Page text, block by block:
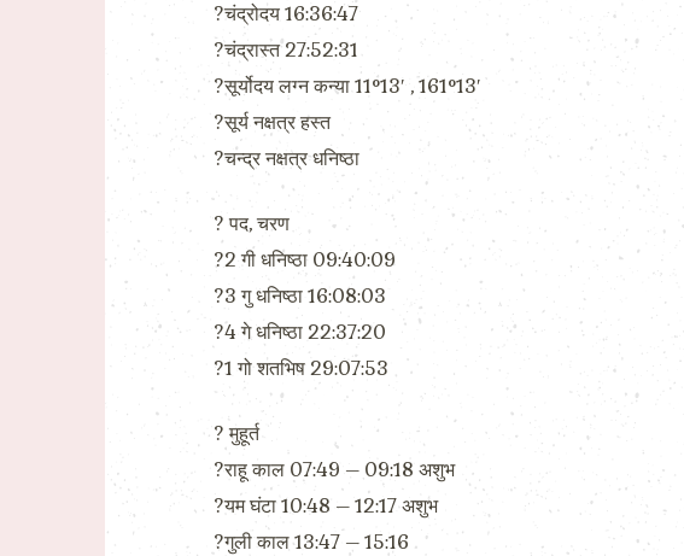
?चंद्रोदय 16:36:47
?चंद्रास्त 27:52:31
?सूर्योदय लग्न कन्या 11°13′ , 161°13′
?सूर्य नक्षत्र हस्त
?चन्द्र नक्षत्र धनिष्ठा
?️ पद, चरण
?2 गी धनिष्ठा 09:40:09
?3 गु धनिष्ठा 16:08:03
?4 गे धनिष्ठा 22:37:20
?1 गो शतभिष 29:07:53
?️ मुहूर्त
?राहू काल 07:49 – 09:18 अशुभ
?यम घंटा 10:48 – 12:17 अशुभ
?गुली काल 13:47 – 15:16